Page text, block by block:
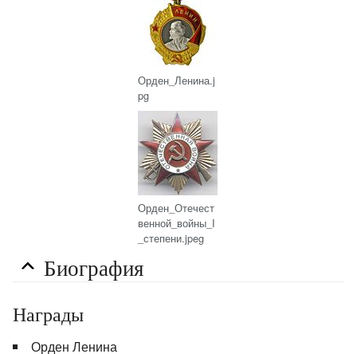
Орден_Ленина.j
pg
Орден_Отечест
венной_войны_I
_степени.jpeg
Биография
Награды
Орден Ленина